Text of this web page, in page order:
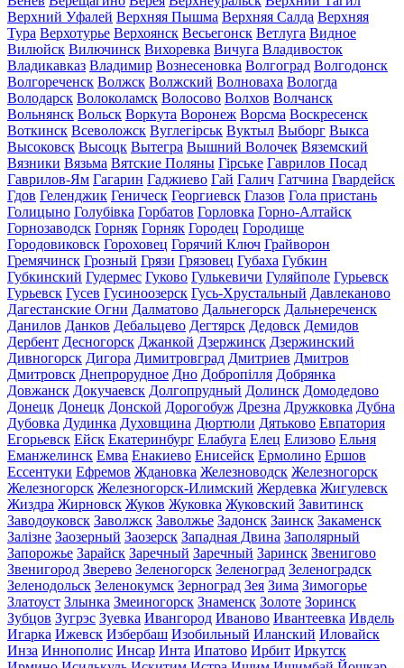
Верхний Уфалей Верхняя Пышма Верхняя Салда Верхняя
Тура Верхотурье Верхоянск Весьегонск Ветлуга Видное
Вилюйск Вилючинск Вихоревка Вичуга Владивосток
Владикавказ Владимир Вознесеновка Волгоград Волгодонск
Волгореченск Волжск Волжский Волноваха Вологда
Володарск Волоколамск Волосово Волхов Волчанск
Вольнянск Вольск Воркута Воронеж Ворсма Воскресенск
Воткинск Всеволожск Вуглегірськ Вуктыл Выборг Выкса
Высоковск Высоцк Вытегра Вышний Волочек Вяземский
Вязники Вязьма Вятские Поляны Гірське Гаврилов Посад
Гаврилов-Ям Гагарин Гаджиево Гай Галич Гатчина Гвардейск
Гдов Геленджик Геническ Георгиевск Глазов Гола пристань
Голицыно Голубівка Горбатов Горловка Горно-Алтайск
Горнозаводск Горняк Горняк Городец Городище
Городовиковск Гороховец Горячий Ключ Грайворон
Гремячинск Грозный Грязи Грязовец Губаха Губкин
Губкинский Гудермес Гуково Гулькевичи Гуляйполе Гурьевск
Гурьевск Гусев Гусиноозерск Гусь-Хрустальный Давлеканово
Дагестанские Огни Далматово Дальнегорск Дальнереченск
Данилов Данков Дебальцево Дегтярск Дедовск Демидов
Дербент Десногорск Джанкой Дзержинск Дзержинский
Дивногорск Дигора Димитровград Дмитриев Дмитров
Дмитровск Днепрорудное Дно Добропілля Добрянка
Довжанск Докучаевск Долгопрудный Долинск Домодедово
Донецк Донецк Донской Дорогобуж Дрезна Дружковка Дубна
Дубовка Дудинка Духовщина Дюртюли Дятьково Евпатория
Егорьевск Ейск Екатеринбург Елабуга Елец Елизово Ельня
Еманжелинск Емва Енакиево Енисейск Ермолино Ершов
Ессентуки Ефремов Ждановка Железноводск Железногорск
Железногорск Железногорск-Илимский Жердевка Жигулевск
Жиздра Жирновск Жуков Жуковка Жуковский Завитинск
Заводоуковск Заволжск Заволжье Задонск Заинск Закаменск
Залізне Заозерный Заозерск Западная Двина Заполярный
Запорожье Зарайск Заречный Заречный Заринск Звенигово
Звенигород Зверево Зеленогорск Зеленоград Зеленоградск
Зеленодольск Зеленокумск Зерноград Зея Зима Зимогорье
Златоуст Злынка Змеиногорск Знаменск Золоте Зоринск
Зубцов Зугрэс Зуевка Ивангород Иваново Ивантеевка Ивдель
Игарка Ижевск Избербаш Изобильный Иланский Иловайск
Инза Иннополис Инсар Инта Ипатово Ирбит Иркутск